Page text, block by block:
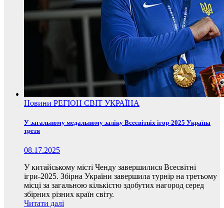
Новини РЕГІОН СВІТ УКРАЇНА
У загальному медальному заліку Всесвітніх ігор-2025 Україна
третя
08.17.2025
У китайському місті Ченду завершилися Всесвітні
ігри-2025. Збірна України завершила турнір на третьому
місці за загальною кількістю здобутих нагород серед
збірних різних країн світу.
Читати далі